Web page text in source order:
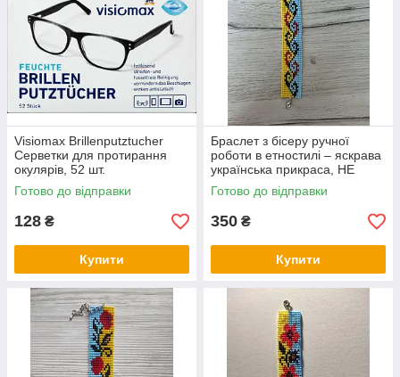
Visiomax Brillenputztucher
Серветки для протирання
окулярів, 52 шт.
Готово до відправки
128 ₴
Купити
Браслет з бісеру ручної
роботи в етностилі – яскрава
українська прикраса, НЕ
СТАНОК
Готово до відправки
350 ₴
Купити